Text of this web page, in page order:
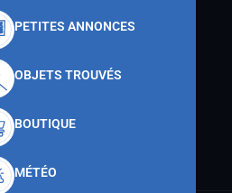
PETITES ANNONCES
OBJETS TROUVÉS
BOUTIQUE
MÉTÉO